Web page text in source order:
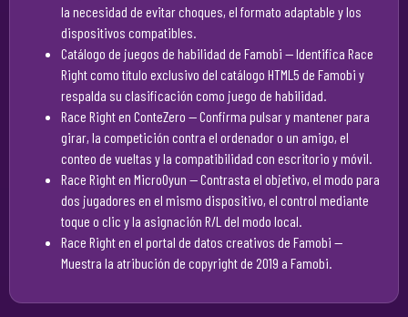
la necesidad de evitar choques, el formato adaptable y los
dispositivos compatibles.
Catálogo de juegos de habilidad de Famobi — Identifica Race
Right como título exclusivo del catálogo HTML5 de Famobi y
respalda su clasificación como juego de habilidad.
Race Right en ConteZero — Confirma pulsar y mantener para
girar, la competición contra el ordenador o un amigo, el
conteo de vueltas y la compatibilidad con escritorio y móvil.
Race Right en MicroOyun — Contrasta el objetivo, el modo para
dos jugadores en el mismo dispositivo, el control mediante
toque o clic y la asignación R/L del modo local.
Race Right en el portal de datos creativos de Famobi —
Muestra la atribución de copyright de 2019 a Famobi.